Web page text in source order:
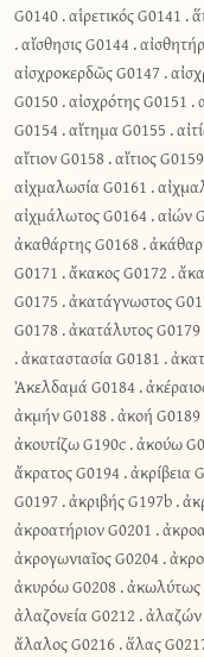
G0140.αἱρετικός G0141 .
.αἴσθησις G0144 .
αἰσχροκερδῶς G0147.
G0150.αἰσχρότης G0151 .
G0154 .αἴτημα G0155 .
αἴτιον G0158.αἴτιος G0159
αἰχμαλωσία G0161 .
αἰχμάλωτος G0164 .αἰών
ἀκαθάρτης G0168.
G0171 .ἄκακος G0172 .
G0175 .ἀκατάγνωστος
G0178.ἀκατάλυτος G0179
.ἀκαταστασία G0181 .
Ἀκελδαμά G0184 .
ἀκμήν G0188.ἀκοή G0189
ἀκουτίζω G190c.ἀκούω
ἄκρατος G0194 .ἀκρίβεια
G0197.ἀκριβής G197b.
ἀκροατήριον G0201 .
ἀκρογωνιαῖος G0204 .
ἀκυρόω G0208.ἀκωλύτως
ἀλαζονεία G0212 .ἀλαζών
ἄλαλος G0216.ἅλας